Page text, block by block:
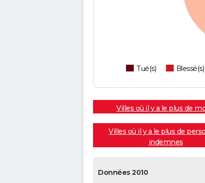
Tué(s)
Villes où il y a le plus de
Villes où il y a le plus de
indemnes
Données 2010